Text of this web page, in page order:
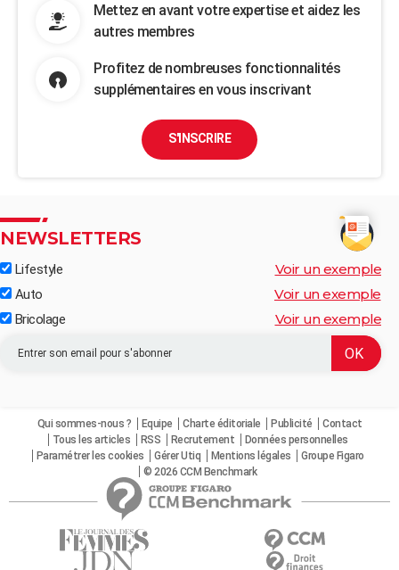
Mettez en avant votre expertise et aidez les
autres membres
Profitez de nombreuses fonctionnalités
supplémentaires en vous inscrivant
S'INSCRIRE
NEWSLETTERS
Lifestyle Voir un exemple
Auto Voir un exemple
Bricolage Voir un exemple
Qui sommes-nous ? Equipe Charte éditoriale Publicité
Contact
Tous les articles
RSS Recrutement
Données personnelles
Paramétrer les cookies
Gérer Utiq Mentions légales
Groupe Figaro
© 2026 CCM Benchmark